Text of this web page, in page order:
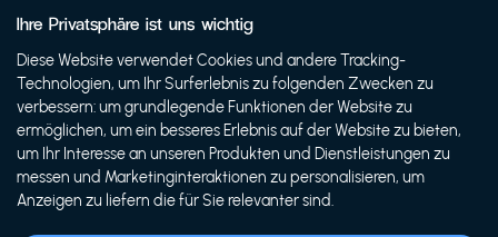
Nutzungsbedingungen
© 2021 FutureBens GmbH
Ihre Privatsphäre ist uns wichtig
Diese Website verwendet Cookies und andere Tracking-
Technologien, um Ihr Surferlebnis zu folgenden Zwecken zu
verbessern: um grundlegende Funktionen der Website zu
ermöglichen, um ein besseres Erlebnis auf der Website zu bieten,
um Ihr Interesse an unseren Produkten und Dienstleistungen zu
messen und Marketinginteraktionen zu personalisieren, um
Anzeigen zu liefern die für Sie relevanter sind.